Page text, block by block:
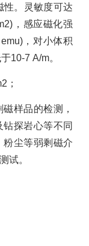
性。灵敏度可达
，感应磁化强
，对小体积
10-7 A/m。
；
样品的检测，
探岩心等不同
粉尘等弱剩磁介
试。